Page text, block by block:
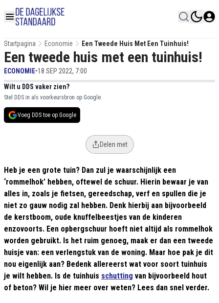
Startpagina Economie Een Tweede Huis Met Een Tuinhuis!
Een tweede huis met een tuinhuis!
ECONOMIE•18 SEP 2022, 7:00
Wilt u DDS vaker zien?
Stel DDS in als voorkeursbron op Google.
Voeg DDS toe op Google
Delen met
Heb je een grote tuin? Dan zul je waarschijnlijk een
‘rommelhok’ hebben, oftewel de schuur. Hierin bewaar je van
alles in, zoals je fietsen, gereedschap, verf en spullen die je
niet zo gauw nodig zal hebben. Denk hierbij aan bijvoorbeeld
de kerstboom, oude knuffelbeestjes van de kinderen
enzovoorts. Een opbergschuur hoeft niet altijd als rommelhok
worden gebruikt. Is het ruim genoeg, maak er dan een tweede
huisje van: een verlengstuk van de woning. Maar hoe pak je dit
nou eigenlijk aan? Bedenk allereerst wat voor soort tuinhuis
je wilt hebben. Is de tuinhuis schutting van bijvoorbeeld hout
of beton? Wil je hier meer over weten? Lees dan snel verder.